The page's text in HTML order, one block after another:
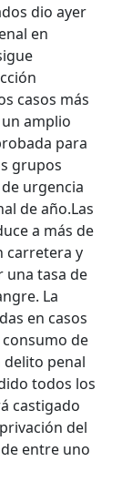
dio ayer
en
casos más
amplio
para
grupos
urgencia
de año.Las
a más de
carretera y
una tasa de
La
en casos
de
delito penal
todos los
castigado
del
entre uno